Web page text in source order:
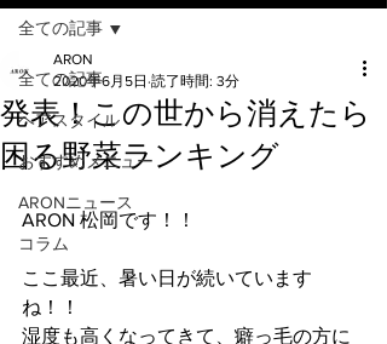
全ての記事
ヘアスタイル
おすすめメニュー
ARONニュース
コラム
全ての記事
発表！この世から消えたら
困る野菜ランキング
ARON
2020年6月5日 読了時間: 3分
ARON 松岡です！！
ここ最近、暑い日が続いています
ね！！
湿度も高くなってきて、癖っ毛の方に